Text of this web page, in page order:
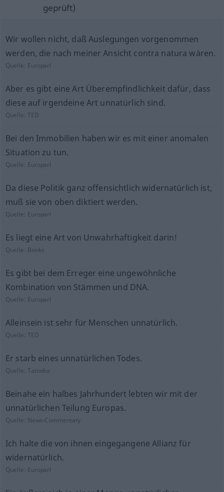
geprüft)
Wir wollen nicht, daß Auslegungen vorgenommen
werden, die nach meiner Ansicht contra natura wären.
Quelle: Europarl
Aber es gibt eine Art Überempfindlichkeit dafür, dass
diese auf irgendeine Art unnatürlich sind.
Quelle:TED
Bei den Immobilien haben wir es mit einer anomalen
Situation zu tun.
Quelle: Europarl
Da diese Politik ganz offensichtlich widernatürlich ist,
muß sie von oben diktiert werden.
Quelle: Europarl
Es liegt eine Art von Unwahrhaftigkeit darin!
Quelle: Books
Es gibt bei dem Erreger eine ungewöhnliche
Kombination von Stämmen und DNA.
Quelle: Europarl
Alleinsein ist sehr für Menschen unnatürlich.
Quelle:TED
Er starb eines unnatürlichen Todes.
Quelle:Tatoeba
Beinahe ein halbes Jahrhundert lebten wir mit der
unnatürlichen Teilung Europas.
Quelle: News-Commentary
Ich halte die von ihnen eingegangene Allianz für
widernatürlich.
Quelle: Europarl